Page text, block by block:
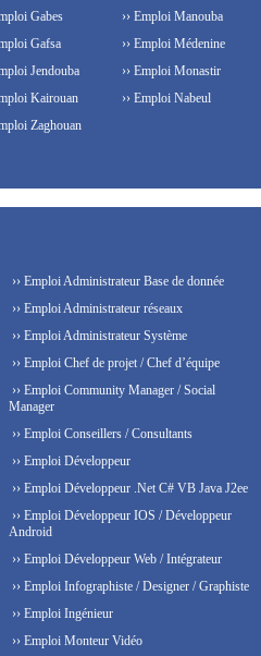
Gabes
Gafsa
Jendouba
Kairouan
›› Emploi Manouba
›› Emploi Médenine
›› Emploi Monastir
›› Emploi Nabeul
Zaghouan
›› Emploi Administrateur Base de donnée
›› Emploi Administrateur réseaux
›› Emploi Administrateur Système
›› Emploi Chef de projet / Chef d’équipe
›› Emploi Community Manager / Social
Manager
›› Emploi Conseillers / Consultants
›› Emploi Développeur
›› Emploi Développeur .Net C# VB Java J2ee
›› Emploi Développeur IOS / Développeur
Android
›› Emploi Développeur Web / Intégrateur
›› Emploi Infographiste / Designer / Graphiste
›› Emploi Ingénieur
›› Emploi Monteur Vidéo